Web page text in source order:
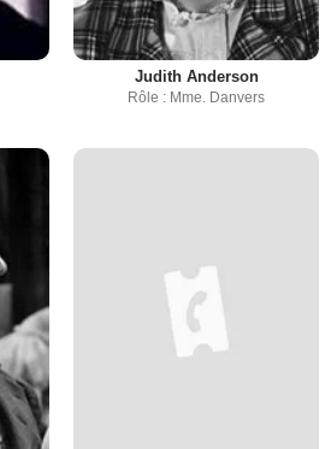
Judith Anderson
Rôle : Mme. Danvers